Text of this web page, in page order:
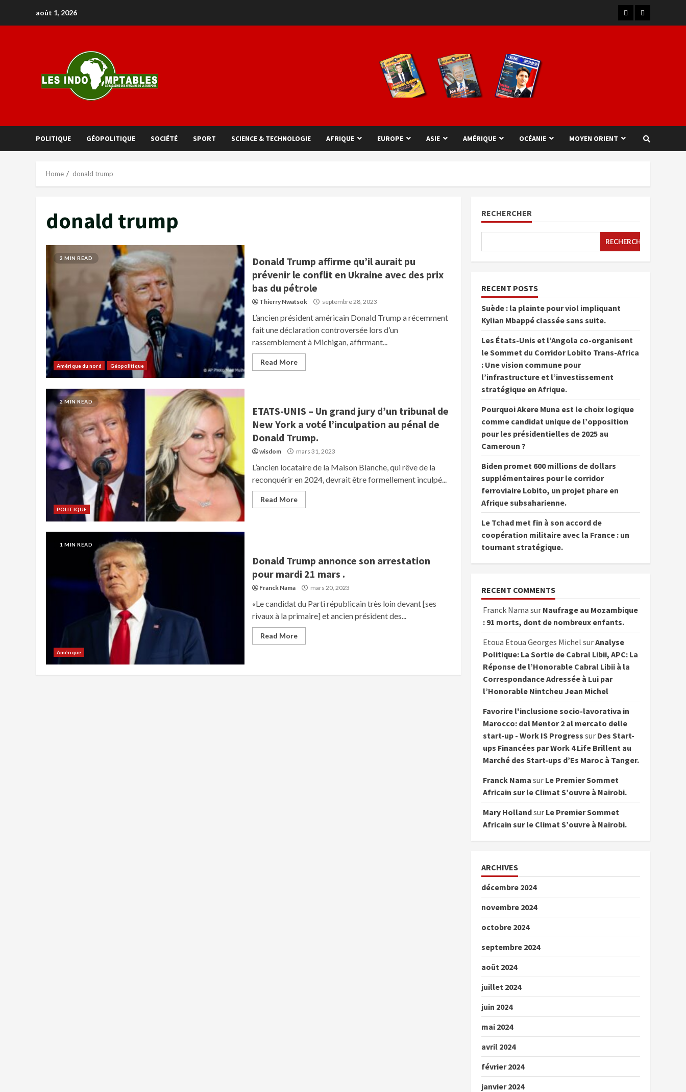
août 1, 2026
POLITIQUE GÉOPOLITIQUE SOCIÉTÉ SPORT SCIENCE & TECHNOLOGIE AFRIQUE EUROPE ASIE AMÉRIQUE OCÉANIE MOYEN ORIENT
Home donald trump
donald trump
2 MIN READ
Amérique du nord Géopolitique
Donald Trump affirme qu’il aurait pu
prévenir le conflit en Ukraine avec des prix
bas du pétrole
Thierry Nwatsok septembre 28, 2023
L’ancien président américain Donald Trump a récemment
fait une déclaration controversée lors d’un
rassemblement à Michigan, affirmant...
Read More
2 MIN READ
POLITIQUE
ETATS-UNIS – Un grand jury d’un tribunal de
New York a voté l’inculpation au pénal de
Donald Trump.
wisdom mars 31, 2023
L’ancien locataire de la Maison Blanche, qui rêve de la
reconquérir en 2024, devrait être formellement inculpé...
Read More
1 MIN READ
Amérique
Donald Trump annonce son arrestation
pour mardi 21 mars .
Franck Nama mars 20, 2023
«Le candidat du Parti républicain très loin devant [ses
rivaux à la primaire] et ancien président des...
Read More
RECHERCHER
RECHERCHER
RECENT POSTS
Suède : la plainte pour viol impliquant
Kylian Mbappé classée sans suite.
Les États-Unis et l’Angola co-organisent
le Sommet du Corridor Lobito Trans-Africa
: Une vision commune pour
l’infrastructure et l’investissement
stratégique en Afrique.
Pourquoi Akere Muna est le choix logique
comme candidat unique de l’opposition
pour les présidentielles de 2025 au
Cameroun ?
Biden promet 600 millions de dollars
supplémentaires pour le corridor
ferroviaire Lobito, un projet phare en
Afrique subsaharienne.
Le Tchad met fin à son accord de
coopération militaire avec la France : un
tournant stratégique.
RECENT COMMENTS
Franck Nama sur Naufrage au Mozambique
: 91 morts, dont de nombreux enfants.
Etoua Etoua Georges Michel surAnalyse
Politique: La Sortie de Cabral Libii, APC: La
Réponse de l’Honorable Cabral Libii à la
Correspondance Adressée à Lui par
l’Honorable Nintcheu Jean Michel
Favorire l'inclusione socio-lavorativa in
Marocco: dal Mentor 2 al mercato delle
start-up - Work IS Progress sur Des Start-
ups Financées par Work 4 Life Brillent au
Marché des Start-ups d’Es Maroc à Tanger.
Franck Nama sur Le Premier Sommet
Africain sur le Climat S’ouvre à Nairobi.
Mary Hollandsur Le Premier Sommet
Africain sur le Climat S’ouvre à Nairobi.
ARCHIVES
décembre 2024
novembre 2024
octobre 2024
septembre 2024
août 2024
juillet 2024
juin 2024
mai 2024
avril 2024
février 2024
janvier 2024